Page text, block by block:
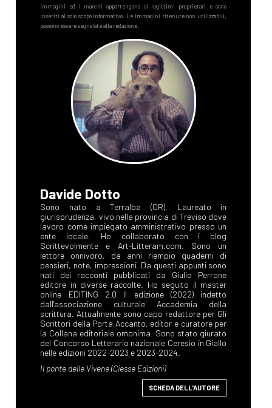
Davide Dotto
SCHEDA DELL'AUTORE